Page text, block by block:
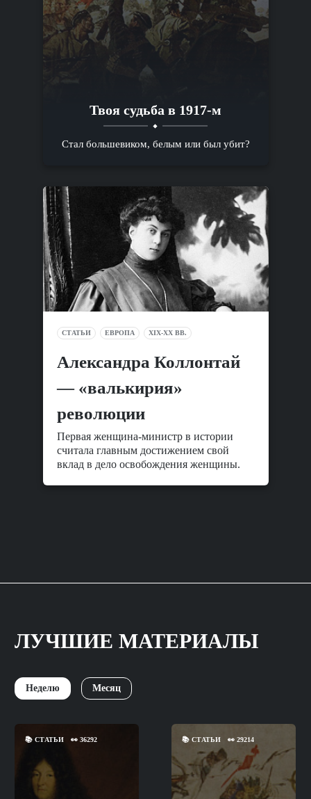
Твоя судьба в 1917-м
Стал большевиком, белым или был убит?
СТАТЬИ ЕВРОПА XIX-XX ВВ.
Александра Коллонтай
— «валькирия»
революции
Первая женщина-министр в истории
считала главным достижением свой
вклад в дело освобождения женщины.
ЛУЧШИЕ МАТЕРИАЛЫ
Неделю Месяц
📚 СТАТЬИ 👀 36292 📚СТАТЬИ 👀29214